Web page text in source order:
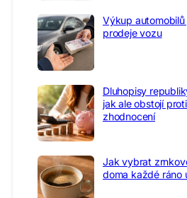
Výkup
prodeje vozu
Dluhopisy
jak ale obstojí
zhodnocení
Jak vybrat
doma každé ráno